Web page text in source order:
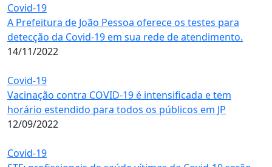
Covid-19
A Prefeitura de João Pessoa oferece os testes para
detecção da Covid-19 em sua rede de atendimento.
14/11/2022
Covid-19
Vacinação contra COVID-19 é intensificada e tem
horário estendido para todos os públicos em JP
12/09/2022
Covid-19